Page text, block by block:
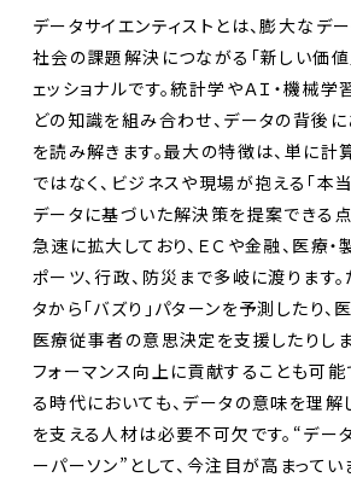
データサイエンティストとは、膨大なデ
社会の課題解決につながる「新しい価
ェッショナルです。統計学やＡＩ・機械学
どの知識を組み合わせ、データの背後
を読み解きます。最大の特徴は、単に
ではなく、ビジネスや現場が抱える「本
データに基づいた解決策を提案できる
急速に拡大しており、ＥＣや金融、医療・
ポーツ、行政、防災まで多岐に渡ります
タから「バズり」パターンを予測したり、
医療従事者の意思決定を支援したりしま
フォーマンス向上に貢献することも可能
る時代においても、データの意味を理解
を支える人材は必要不可欠です。“デー
ーパーソン”として、今注目が高まってい